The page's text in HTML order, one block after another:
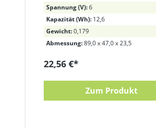
Spannung (V):6
Kapazität (Wh): 12,6
Gewicht:0,179
Abmessung:89,0 x 47,0 x 23,5
22,56 €*
Zum Produkt